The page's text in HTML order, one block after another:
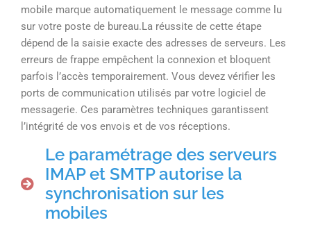
mobile marque automatiquement le message comme lu
sur votre poste de bureau.La réussite de cette étape
dépend de la saisie exacte des adresses de serveurs. Les
erreurs de frappe empêchent la connexion et bloquent
parfois l’accès temporairement. Vous devez vérifier les
ports de communication utilisés par votre logiciel de
messagerie. Ces paramètres techniques garantissent
l’intégrité de vos envois et de vos réceptions.
Le paramétrage des serveurs
IMAP et SMTP autorise la
synchronisation sur les
mobiles